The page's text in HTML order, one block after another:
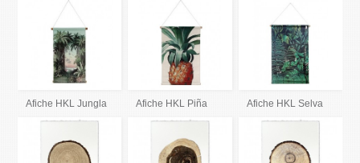
Afiche HKL Jungla Afiche HKL Piña Afiche HKL Selva